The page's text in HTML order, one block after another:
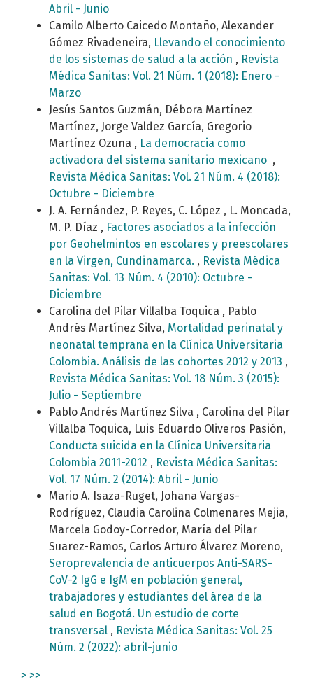
Abril - Junio
Camilo Alberto Caicedo Montaño, Alexander
Gómez Rivadeneira, Llevando el conocimiento
de los sistemas de salud a la acción , Revista
Médica Sanitas: Vol. 21 Núm. 1 (2018): Enero -
Marzo
Jesús Santos Guzmán, Débora Martínez
Martínez, Jorge Valdez García, Gregorio
Martínez Ozuna , La democracia como
activadora del sistema sanitario mexicano ,
Revista Médica Sanitas: Vol. 21 Núm. 4 (2018):
Octubre - Diciembre
J. A. Fernández, P. Reyes, C. López , L. Moncada,
M. P. Díaz , Factores asociados a la infección
por Geohelmintos en escolares y preescolares
en la Virgen, Cundinamarca. , Revista Médica
Sanitas: Vol. 13 Núm. 4 (2010): Octubre -
Diciembre
Carolina del Pilar Villalba Toquica , Pablo
Andrés Martínez Silva, Mortalidad perinatal y
neonatal temprana en la Clínica Universitaria
Colombia. Análisis de las cohortes 2012 y 2013 ,
Revista Médica Sanitas: Vol. 18 Núm. 3 (2015):
Julio - Septiembre
Pablo Andrés Martínez Silva , Carolina del Pilar
Villalba Toquica, Luis Eduardo Oliveros Pasión,
Conducta suicida en la Clínica Universitaria
Colombia 2011-2012 , Revista Médica Sanitas:
Vol. 17 Núm. 2 (2014): Abril - Junio
Mario A. Isaza-Ruget, Johana Vargas-
Rodríguez, Claudia Carolina Colmenares Mejia,
Marcela Godoy-Corredor, María del Pilar
Suarez-Ramos, Carlos Arturo Álvarez Moreno,
Seroprevalencia de anticuerpos Anti-SARS-
CoV-2 IgG e IgM en población general,
trabajadores y estudiantes del área de la
salud en Bogotá. Un estudio de corte
transversal , Revista Médica Sanitas: Vol. 25
Núm. 2 (2022): abril-junio
> >>